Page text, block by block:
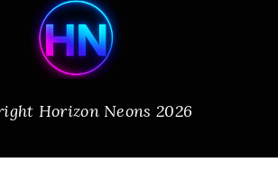
Horizon Neons 2026